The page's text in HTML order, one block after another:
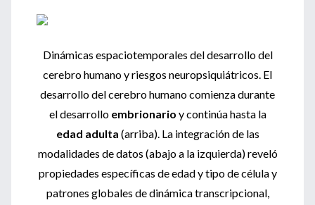
Dinámicas espaciotemporales del desarrollo del
cerebro humano y riesgos neuropsiquiátricos. El
desarrollo del cerebro humano comienza durante
el desarrollo embrionario y continúa hasta la
edad adulta (arriba). La integración de las
modalidades de datos (abajo a la izquierda) reveló
propiedades específicas de edad y tipo de célula y
patrones globales de dinámica transcripcional,